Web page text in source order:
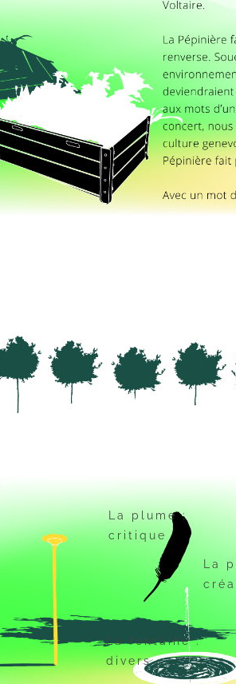
La fontaine :
divers
La plume :
critique
La